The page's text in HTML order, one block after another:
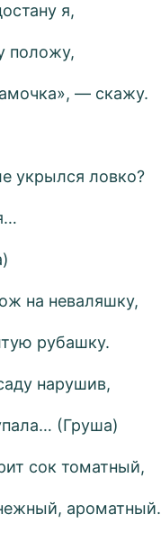
я,
положу,
— скажу.
укрылся ловко?
на неваляшку,
рубашку.
нарушив,
(Груша)
сок томатный,
ароматный.